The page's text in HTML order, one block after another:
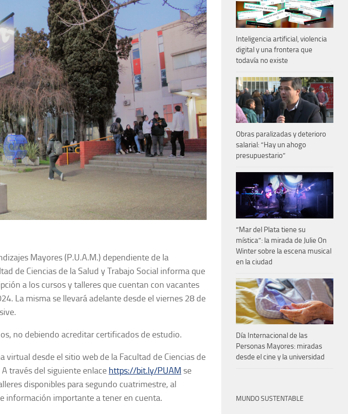
Mayores (P.U.A.M.) dependiente de la
de Ciencias de la Salud y Trabajo Social informa que
a los cursos y talleres que cuentan con vacantes
La misma se llevará adelante desde el viernes 28 de
no debiendo acreditar certificados de estudio.
virtual desde el sitio web de la Facultad de Ciencias de
través del siguiente enlace https://bit.ly/PUAM se
disponibles para segundo cuatrimestre, al
información importante a tener en cuenta.
Inteligencia artificial, violencia
digital y una frontera que
todavía no existe
Obras paralizadas y deterioro
salarial: “Hay un ahogo
presupuestario”
“Mar del Plata tiene su
mística”: la mirada de Julie On
Winter sobre la escena musical
en la ciudad
Día Internacional de las
Personas Mayores: miradas
desde el cine y la universidad
MUNDO SUSTENTABLE